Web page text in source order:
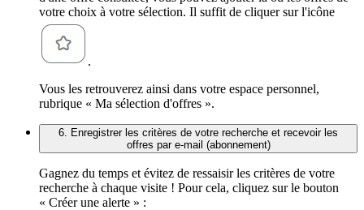
votre choix à votre sélection. Il suffit de cliquer sur l'icône
.
Vous les retrouverez ainsi dans votre espace personnel,
rubrique « Ma sélection d'offres ».
6. Enregistrer les critères de votre recherche et recevoir les
offres par e-mail (abonnement)
Gagnez du temps et évitez de ressaisir les critères de votre
recherche à chaque visite ! Pour cela, cliquez sur le bouton
« Créer une alerte » :